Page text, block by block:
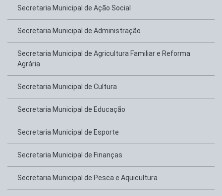
Secretaria Municipal de Ação Social
Secretaria Municipal de Administração
Secretaria Municipal de Agricultura Familiar e Reforma
Agrária
Secretaria Municipal de Cultura
Secretaria Municipal de Educação
Secretaria Municipal de Esporte
Secretaria Municipal de Finanças
Secretaria Municipal de Pesca e Aquicultura